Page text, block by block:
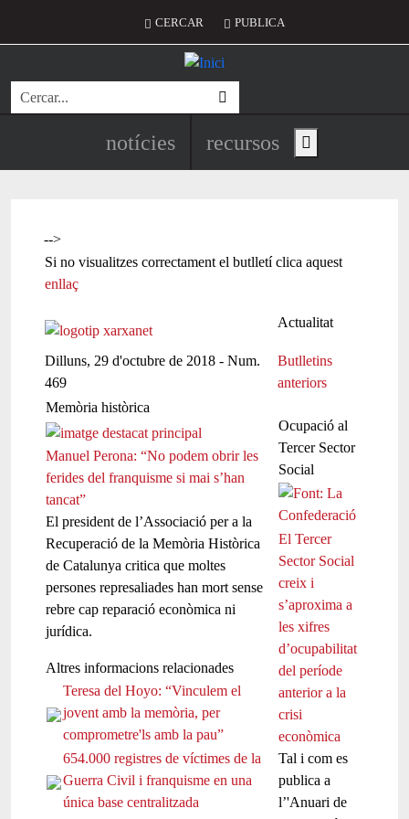
Menú del compte d'usuari
CERCAR PUBLICA
Cerca
Navegació principal de
notícies recursos Show main menu
-->
Si no visualitzes correctament el butlletí clica aquest
enllaç
Actualitat
Dilluns, 29 d'octubre de 2018 - Num.
469
Butlletins
anteriors
Memòria històrica
Manuel Perona: “No podem obrir les
ferides del franquisme si mai s’han
tancat”
El president de l’Associació per a la
Recuperació de la Memòria Històrica
de Catalunya critica que moltes
persones represaliades han mort sense
rebre cap reparació econòmica ni
jurídica.
Altres informacions relacionades
Teresa del Hoyo: “Vinculem el
jovent amb la memòria, per
comprometre'ls amb la pau”
654.000 registres de víctimes de la
Guerra Civil i franquisme en una
única base centralitzada
Ocupació al
Tercer Sector
Social
El Tercer
Sector Social
creix i
s’aproxima a
les xifres
d’ocupabilitat
del període
anterior a la
crisi
econòmica
Tal i com es
publica a
l’'Anuari de